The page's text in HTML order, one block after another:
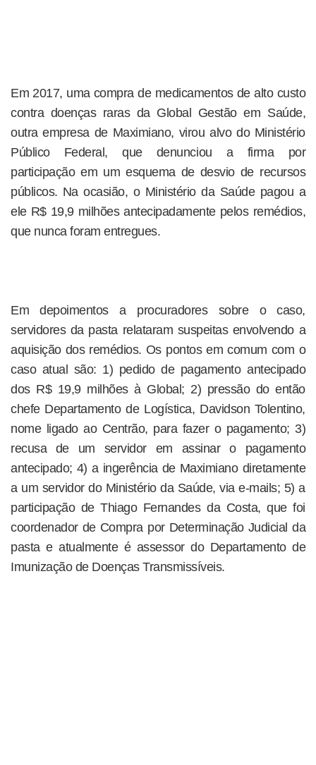
Em 2017, uma compra de medicamentos de alto custo
contra doenças raras da Global Gestão em Saúde,
outra empresa de Maximiano, virou alvo do Ministério
Público Federal, que denunciou a firma por
participação em um esquema de desvio de recursos
públicos. Na ocasião, o Ministério da Saúde pagou a
ele R$ 19,9 milhões antecipadamente pelos remédios,
que nunca foram entregues.
Em depoimentos a procuradores sobre o caso,
servidores da pasta relataram suspeitas envolvendo a
aquisição dos remédios. Os pontos em comum com o
caso atual são: 1) pedido de pagamento antecipado
dos R$ 19,9 milhões à Global; 2) pressão do então
chefe Departamento de Logística, Davidson Tolentino,
nome ligado ao Centrão, para fazer o pagamento; 3)
recusa de um servidor em assinar o pagamento
antecipado; 4) a ingerência de Maximiano diretamente
a um servidor do Ministério da Saúde, via e-mails; 5) a
participação de Thiago Fernandes da Costa, que foi
coordenador de Compra por Determinação Judicial da
pasta e atualmente é assessor do Departamento de
Imunização de Doenças Transmissíveis.